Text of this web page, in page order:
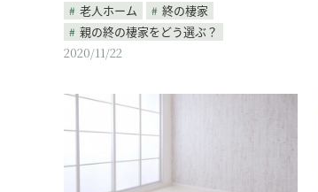
老人ホーム
終の棲家
親の終の棲家をどう選ぶ？
2020/11/22